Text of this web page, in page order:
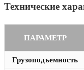
Технические
ПАРАМЕТР
Грузоподъемность